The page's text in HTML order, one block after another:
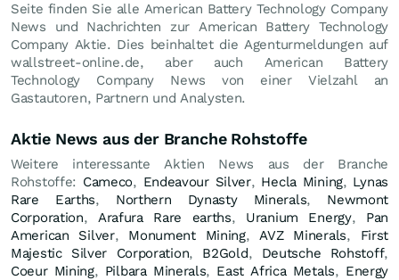
Seite finden Sie alle American Battery Technology Company
News und Nachrichten zur American Battery Technology
Company Aktie. Dies beinhaltet die Agenturmeldungen auf
wallstreet-online.de, aber auch American Battery
Technology Company News von einer Vielzahl an
Gastautoren, Partnern und Analysten.
Aktie News aus der Branche Rohstoffe
Weitere interessante Aktien News aus der Branche
Rohstoffe: Cameco, Endeavour Silver, Hecla Mining, Lynas
Rare Earths, Northern Dynasty Minerals, Newmont
Corporation, Arafura Rare earths, Uranium Energy, Pan
American Silver, Monument Mining,AVZ Minerals, First
Majestic Silver Corporation, B2Gold, Deutsche Rohstoff,
Coeur Mining, Pilbara Minerals, East Africa Metals, Energy